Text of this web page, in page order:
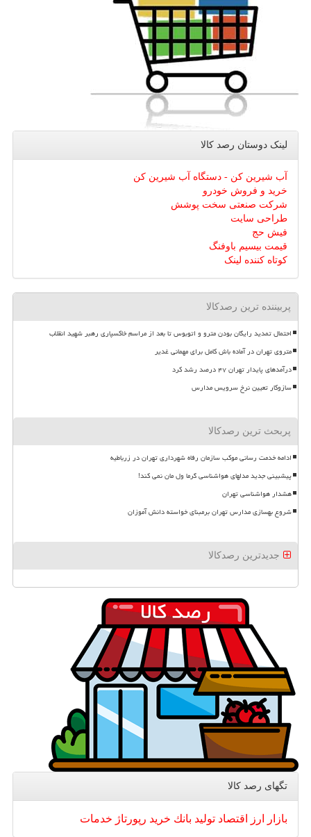
لینک دوستان رصد كالا
آب شیرین کن - دستگاه آب شیرین کن
خرید و فروش خودرو
شرکت صنعتی سخت پوشش
طراحی سایت
فیش حج
قیمت بیسیم باوفنگ
کوتاه کننده لینک
پربیننده ترین رصدکالا
احتمال تمدید رایگان بودن مترو و اتوبوس تا بعد از مراسم خاکسپاری رهبر شهید انقلاب
متروی تهران در آماده باش کامل برای مهمانی غدیر
درآمدهای پایدار تهران ۴۷ درصد رشد کرد
سازوکار تعیین نرخ سرویس مدارس
پربحث ترین رصدکالا
ادامه خدمت رسانی موکب سازمان رفاه شهرداری تهران در زرباطیه
پیشبینی جدید مدلهای هواشناسی گرما ول مان نمی کند!
هشدار هواشناسی تهران
شروع بهسازی مدارس تهران برمبنای خواسته دانش آموزان
جدیدترین رصدکالا
تگهای رصد كالا
بازار ارز اقتصاد تولید بانك خرید رپورتاژ خدمات